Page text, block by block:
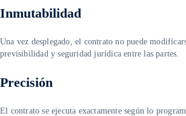
Inmutabilidad
Una vez desplegado, el contrato no puede
previsibilidad y seguridad jurídica entre las partes.
Precisión
El contrato se ejecuta exactamente según lo